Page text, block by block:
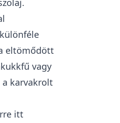
eltömődött
vagy
karvakrolt
itt